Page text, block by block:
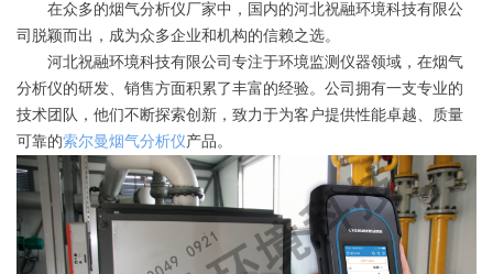
在众多的烟气分析仪厂家中，国内的河北祝融环境科技有限公
司脱颖而出，成为众多企业和机构的信赖之选。
河北祝融环境科技有限公司专注于环境监测仪器领域，在烟气
分析仪的研发、销售方面积累了丰富的经验。公司拥有一支专业的
技术团队，他们不断探索创新，致力于为客户提供性能卓越、质量
可靠的索尔曼烟气分析仪产品。